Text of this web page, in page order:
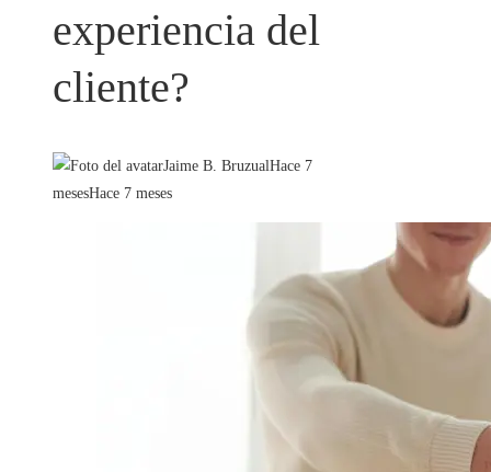
experiencia del
cliente?
Jaime B. BruzualHace 7
mesesHace 7 meses